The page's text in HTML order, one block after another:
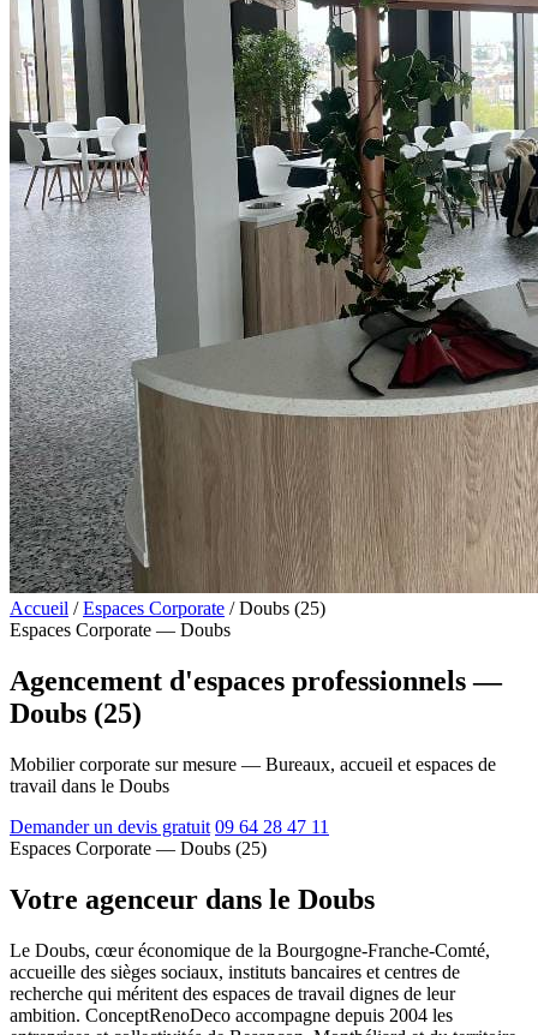
Accueil / Espaces Corporate / Doubs (25)
Espaces Corporate — Doubs
Agencement d'espaces professionnels —
Doubs (25)
Mobilier corporate sur mesure — Bureaux, accueil et espaces de
travail dans le Doubs
Demander un devis gratuit 09 64 28 47 11
Espaces Corporate — Doubs (25)
Votre agenceur dans le Doubs
Le Doubs, cœur économique de la Bourgogne-Franche-Comté,
accueille des sièges sociaux, instituts bancaires et centres de
recherche qui méritent des espaces de travail dignes de leur
ambition. ConceptRenoDeco accompagne depuis 2004 les